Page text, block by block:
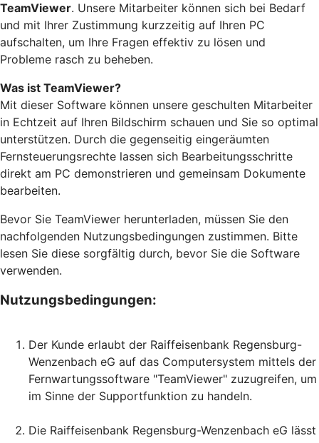
TeamViewer. Unsere Mitarbeiter können sich bei Bedarf
und mit Ihrer Zustimmung kurzzeitig auf Ihren PC
aufschalten, um Ihre Fragen effektiv zu lösen und
Probleme rasch zu beheben.
Was ist TeamViewer?
Mit dieser Software können unsere geschulten Mitarbeiter
in Echtzeit auf Ihren Bildschirm schauen und Sie so optimal
unterstützen. Durch die gegenseitig eingeräumten
Fernsteuerungsrechte lassen sich Bearbeitungsschritte
direkt am PC demonstrieren und gemeinsam Dokumente
bearbeiten.
Bevor Sie TeamViewer herunterladen, müssen Sie den
nachfolgenden Nutzungsbedingungen zustimmen. Bitte
lesen Sie diese sorgfältig durch, bevor Sie die Software
verwenden.
Nutzungsbedingungen:
Der Kunde erlaubt der Raiffeisenbank Regensburg-
Wenzenbach eG auf das Computersystem mittels der
Fernwartungssoftware "TeamViewer" zuzugreifen, um
im Sinne der Supportfunktion zu handeln.
Die Raiffeisenbank Regensburg-Wenzenbach eG lässt